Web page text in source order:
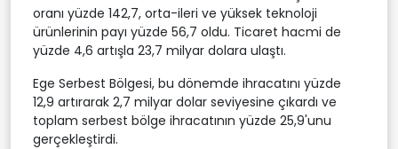
oranı yüzde 142,7, orta-ileri ve yüksek teknoloji
ürünlerinin payı yüzde 56,7 oldu. Ticaret hacmi de
yüzde 4,6 artışla 23,7 milyar dolara ulaştı.
Ege Serbest Bölgesi, bu dönemde ihracatını yüzde
12,9 artırarak 2,7 milyar dolar seviyesine çıkardı ve
toplam serbest bölge ihracatının yüzde 25,9'unu
gerçekleştirdi.